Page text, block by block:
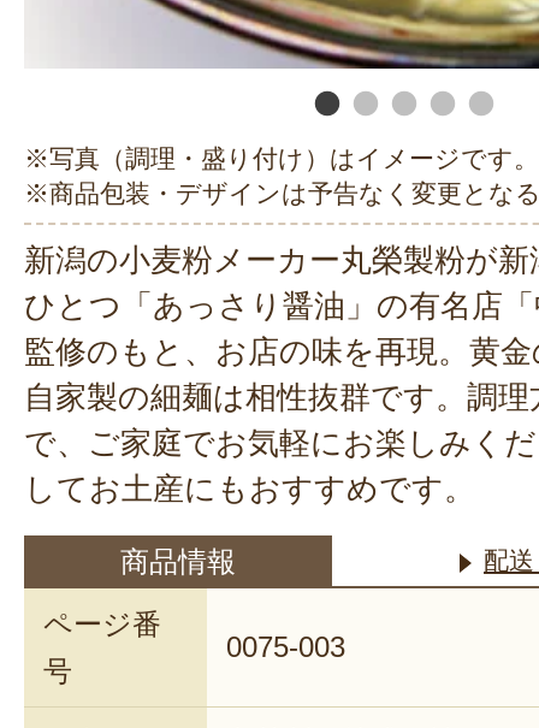
※写真（調理・盛り付け）はイメージです。
※商品包装・デザインは予告なく変更とな
新潟の小麦粉メーカー丸榮製粉が
ひとつ「あっさり醤油」の有名店
監修のもと、お店の味を再現。黄
自家製の細麺は相性抜群です。調
で、ご家庭でお気軽にお楽しみく
してお土産にもおすすめです。
商品情報 配
ページ番
号
0075-003